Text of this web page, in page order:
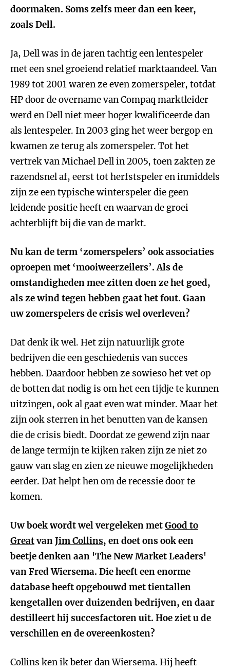
doormaken. Soms zelfs meer dan een keer,
zoals Dell.
Ja, Dell was in de jaren tachtig een lentespeler
met een snel groeiend relatief marktaandeel. Van
1989 tot 2001 waren ze even zomerspeler, totdat
HP door de overname van Compaq marktleider
werd en Dell niet meer hoger kwalificeerde dan
als lentespeler. In 2003 ging het weer bergop en
kwamen ze terug als zomerspeler. Tot het
vertrek van Michael Dell in 2005, toen zakten ze
razendsnel af, eerst tot herfstspeler en inmiddels
zijn ze een typische winterspeler die geen
leidende positie heeft en waarvan de groei
achterblijft bij die van de markt.
Nu kan de term ‘zomerspelers’ ook associaties
oproepen met ‘mooiweerzeilers’. Als de
omstandigheden mee zitten doen ze het goed,
als ze wind tegen hebben gaat het fout. Gaan
uw zomerspelers de crisis wel overleven?
Dat denk ik wel. Het zijn natuurlijk grote
bedrijven die een geschiedenis van succes
hebben. Daardoor hebben ze sowieso het vet op
de botten dat nodig is om het een tijdje te kunnen
uitzingen, ook al gaat even wat minder. Maar het
zijn ook sterren in het benutten van de kansen
die de crisis biedt. Doordat ze gewend zijn naar
de lange termijn te kijken raken zijn ze niet zo
gauw van slag en zien ze nieuwe mogelijkheden
eerder. Dat helpt hen om de recessie door te
komen.
Uw boek wordt wel vergeleken metGood to
GreatvanJim Collins, en doet ons ook een
beetje denken aan 'The New Market Leaders'
van Fred Wiersema. Die heeft een enorme
database heeft opgebouwd met tientallen
kengetallen over duizenden bedrijven, en daar
destilleert hij succesfactoren uit. Hoe ziet u de
verschillen en de overeenkosten?
Collins ken ik beter dan Wiersema. Hij heeft